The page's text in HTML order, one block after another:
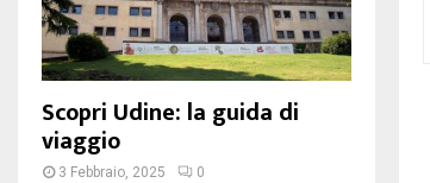
Scopri Udine: la guida di
viaggio
3 Febbraio, 2025 0